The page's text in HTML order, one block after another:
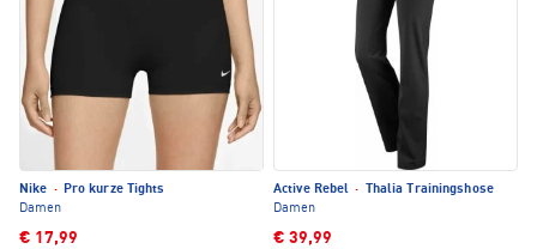
Nike ·
Pro kurze Tights
Damen
€ 17,99
Active Rebel ·
Thalia Trainingshose
Damen
€ 39,99